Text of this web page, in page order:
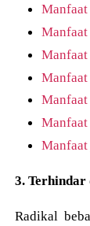
Manfaat
Manfaat
Manfaat
Manfaat
3.
Radikal